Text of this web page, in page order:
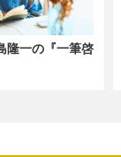
隆一の『一筆啓